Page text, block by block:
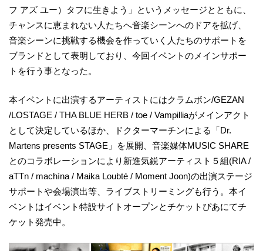
フ アズ ユー）タフに生きよう」というメッセージとともに、
チャンスに恵まれない人たちへ音楽シーンへのドアを拡げ、
音楽シーンに挑戦する機会を作っていく人たちのサポートを
ブランドとして表明しており、今回イベントのメインサポー
トを行う事となった。
本イベントに出演するアーティストにはクラムボン/GEZAN
/LOSTAGE / THA BLUE HERB / toe / Vampilliaがメインアクト
として決定しているほか、ドクターマーチンによる「Dr.
Martens presents STAGE」を展開、音楽媒体MUSIC SHARE
とのコラボレーションにより新進気鋭アーティスト５組(RIA /
aTTn / machìna / Maika Loubté / Moment Joon)の出演ステージ
サポートや会場演出等、ライブストリーミングも行う。本イ
ベントはイベント特設サイトオープンとチケットぴあにてチ
ケット発売中。